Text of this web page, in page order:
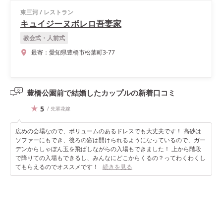
東三河/ レストラン
キュイジーヌボレロ吾妻家
教会式・人前式
最寄： 愛知県豊橋市松葉町3-77
豊橋公園前で結婚したカップルの新着口コミ
5 / 先輩花嫁
広めの会場なので、ボリュームのあるドレスでも大丈夫です！ 高砂は
ソファーにもでき、後ろの窓は開けられるようになっているので、ガー
デンからしゃぼん玉を飛ばしながらの入場もできました！ 上から階段
で降りての入場もできるし、みんなにどこからくるの？ってわくわくし
てもらえるのでオススメです！
続きを見る